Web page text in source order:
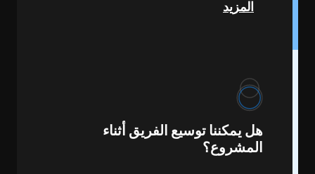
المزيد
هل يمكننا توسيع الفريق أثناء
المشروع؟